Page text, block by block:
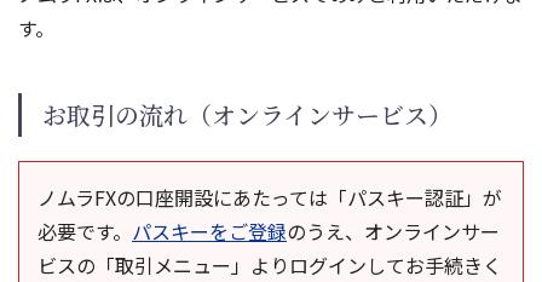
す。
お取引の流れ（オンラインサービス）
ノムラFXの口座開設にあたっては「パスキー認証」が
必要です。 パスキーをご登録のうえ、オンラインサー
ビスの「取引メニュー」よりログインしてお手続きく